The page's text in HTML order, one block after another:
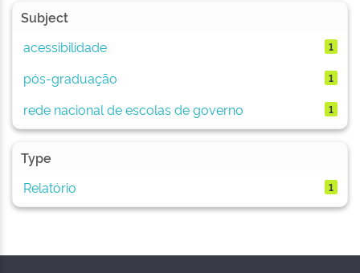
Subject
acessibilidade
1
pós-graduação 1
rede nacional de escolas de governo 1
Type
Relatório
1